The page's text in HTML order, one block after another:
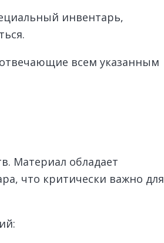
инвентарь,
всем указанным
Материал обладает
что критически важно для